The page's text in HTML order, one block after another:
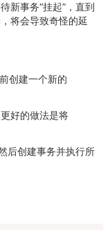
新事务“挂起”，直到
将会导致奇怪的延
创建一个新的
好的做法是将
后创建事务并执行所